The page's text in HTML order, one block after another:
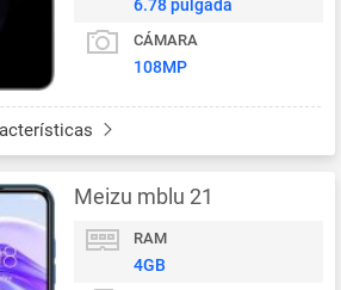
6.78 pulgada
CÁMARA
108MP
Meizu mblu 21
RAM
4GB